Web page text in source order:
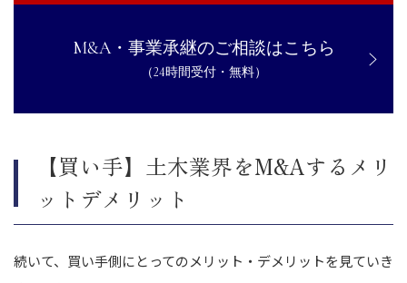
M&A・事業承継のご相談はこちら
（24時間受付・無料）
【買い手】土木業界をM&Aするメリ
ットデメリット
続いて、買い手側にとってのメリット・デメリットを見ていき